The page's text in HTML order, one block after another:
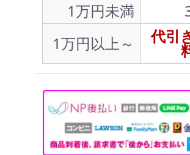
1万円未満
1万円以上～
代引